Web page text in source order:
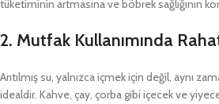
tüketiminin artmasına ve böbrek sağlığının
2. Mutfak Kullanımında
Arıtılmış su, yalnızca içmek için değil, aynı
idealdir. Kahve, çay, çorba gibi içecek ve